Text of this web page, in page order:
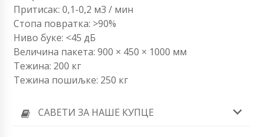
Притисак: 0,1-0,2 м3 / мин
Стопа повратка: >90%
Ниво буке: <45 дБ
Величина пакета: 900 × 450 × 1000 мм
Тежина: 200 кг
Тежина пошиљке: 250 кг
САВЕТИ ЗА НАШЕ КУПЦЕ